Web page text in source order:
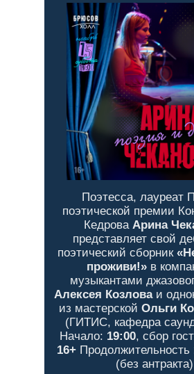
Поэтесса, лауреат
поэтической премии
Кедрова Арина
представляет свой
поэтический сборник
проживи!» в
музыкантами
Алексея Козловаи
из мастерской Ольги
(ГИТИС, кафедра
Начало: 19:00, сбор
16+Продолжительность
(без антракта)